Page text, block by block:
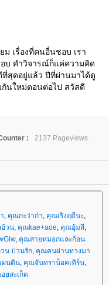
ม เรื่องที่คนอื่นชอบ เรา
บ คำวิจารณ์ก็แค่ความคิด
ที่สุดอยู่แล้ว ปีที่ผ่านมาได้ดู
นใหม่ตอนต่อไป สวัสดี
:
2137 Pageviews.
คุณกะว่าก๋า คุณเริงฤดีนะ
วน คุณkae+aoe คุณอุ้มสี
, คุณสายหมอกและก้อน
น ป่วนรัก คุณคนผ่านทางมา
ผ่นดิน คุณจันทราน็อคเทิร์น
ยสะเก็ด